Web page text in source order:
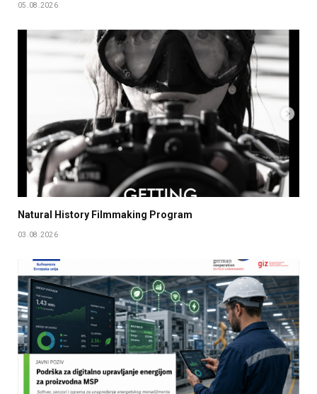
05.08.2026
Natural History Filmmaking Program
03.08.2026